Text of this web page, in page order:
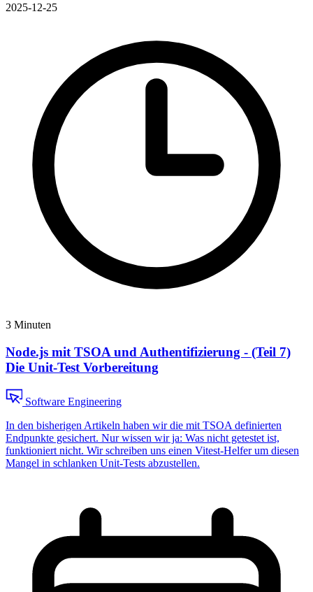
2025-12-25
3 Minuten
Node.js mit TSOA und Authentifizierung - (Teil 7)
Die Unit-Test Vorbereitung
Software Engineering
In den bisherigen Artikeln haben wir die mit TSOA definierten
Endpunkte gesichert. Nur wissen wir ja: Was nicht getestet ist,
funktioniert nicht. Wir schreiben uns einen Vitest-Helfer um diesen
Mangel in schlanken Unit-Tests abzustellen.